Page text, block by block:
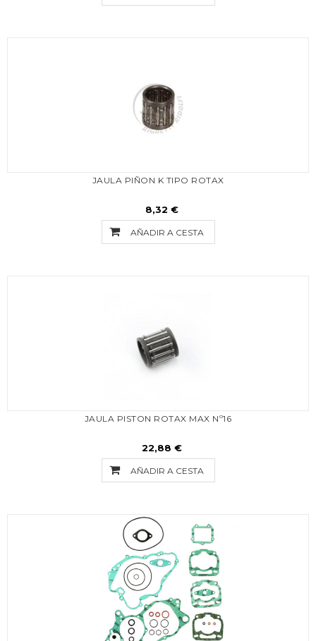
JAULA PIÑON K TIPO ROTAX
8,32 €
AÑADIR A CESTA
JAULA PISTON ROTAX MAX Nº16
22,88 €
AÑADIR A CESTA